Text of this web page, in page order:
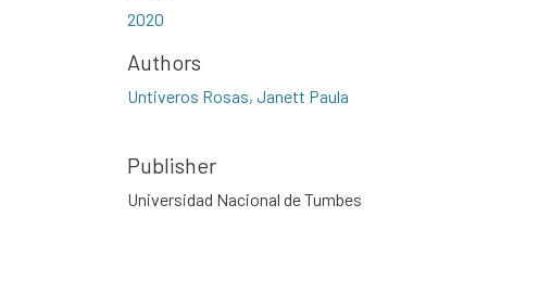
2020
Authors
Untiveros Rosas, Janett Paula
Publisher
Universidad Nacional de Tumbes